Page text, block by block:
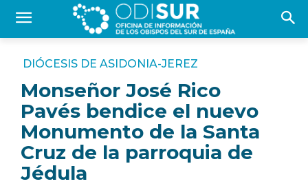
DIÓCESIS DE ASIDONIA-JEREZ
Monseñor José Rico
Pavés bendice el nuevo
Monumento de la Santa
Cruz de la parroquia de
Jédula